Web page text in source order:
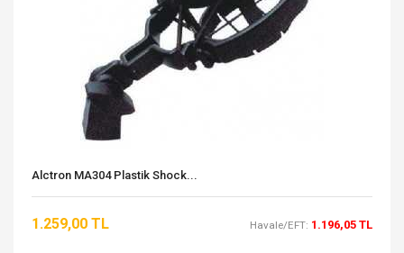
Alctron MA304 Plastik Shock...
1.259,00 TL Havale/EFT: 1.196,05 TL